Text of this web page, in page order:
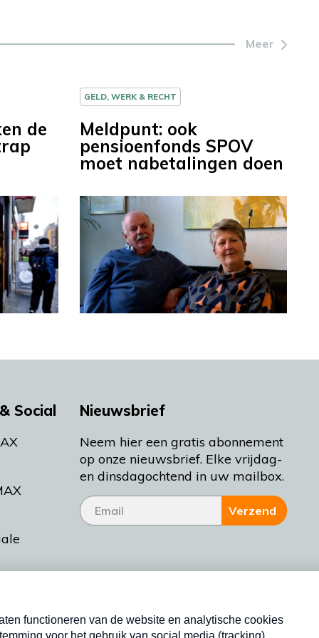
Meer
de
GELD, WERK & RECHT
Meldpunt: ook
pensioenfonds SPOV
moet nabetalingen doen
Social Nieuwsbrief
Neem hier een gratis abonnement
op onze nieuwsbrief. Elke vrijdag-
en dinsdagochtend in uw mailbox.
Verzend
Nieuwsbrief